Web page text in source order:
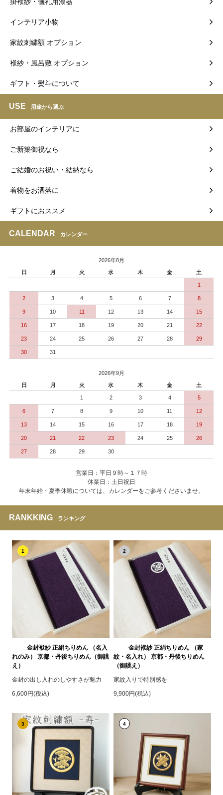
掛袱紗・儀礼用漆器
インテリア小物
家紋刺繍額 オプション
袱紗・風呂敷 オプション
ギフト・熨斗について
USE 用途から選ぶ
お部屋のインテリアに
ご新築御祝なら
ご結婚のお祝い・結納なら
着物をお洒落に
ギフトにおススメ
CALENDAR カレンダー
2026年8月
日
月 火 水 木 金 土
1
2 3 4 5 6 7 8
9 10 11 12 13 14 15
16 17 18 19 20 21 22
23 24 25 26 27 28 29
30 31
2026年9月
日
月 火 水 木 金 土
1 2 3 4 5
6 7 8 9 10 11 12
13 14 15 16 17 18 19
20 21 22 23 24 25 26
27 28 29 30
営業日：平日９時～１７時
休業日：土日祝日
年末年始・夏季休暇については、カレンダーをご参考くださいませ。
RANKKING ランキング
1
金封袱紗 正絹ちりめん （名入
れのみ） 京都・丹後ちりめん（御誂
え）
金封の出し入れのしやすさが魅力
6,600円(税込)
2
金封袱紗 正絹ちりめん （家
紋・名入れ） 京都・丹後ちりめん
（御誂え）
家紋入りで特別感を
9,900円(税込)
3 4